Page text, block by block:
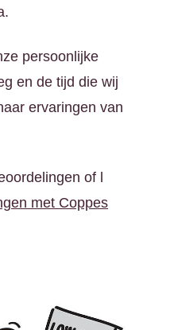
persoonlijke
en de tijd die wij
ervaringen van
of l
met Coppes